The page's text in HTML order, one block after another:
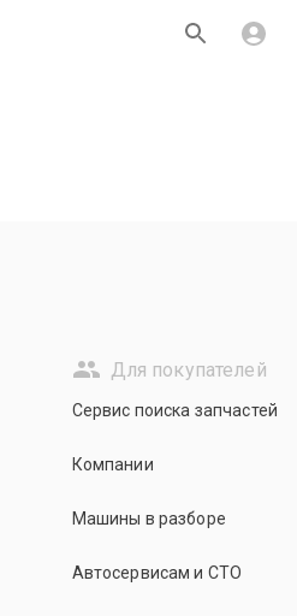
Для покупателей
Сервис поиска запчастей
Компании
Машины в разборе
Автосервисам и СТО